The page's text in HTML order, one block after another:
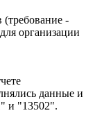
(требование -
организации
данные и
и "13502".